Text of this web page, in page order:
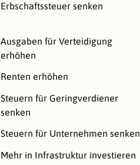
Erbschaftssteuer senken
Ausgaben für Verteidigung
erhöhen
Renten erhöhen
Steuern für Geringverdiener
senken
Steuern für Unternehmen senken
Mehr in Infrastruktur investieren